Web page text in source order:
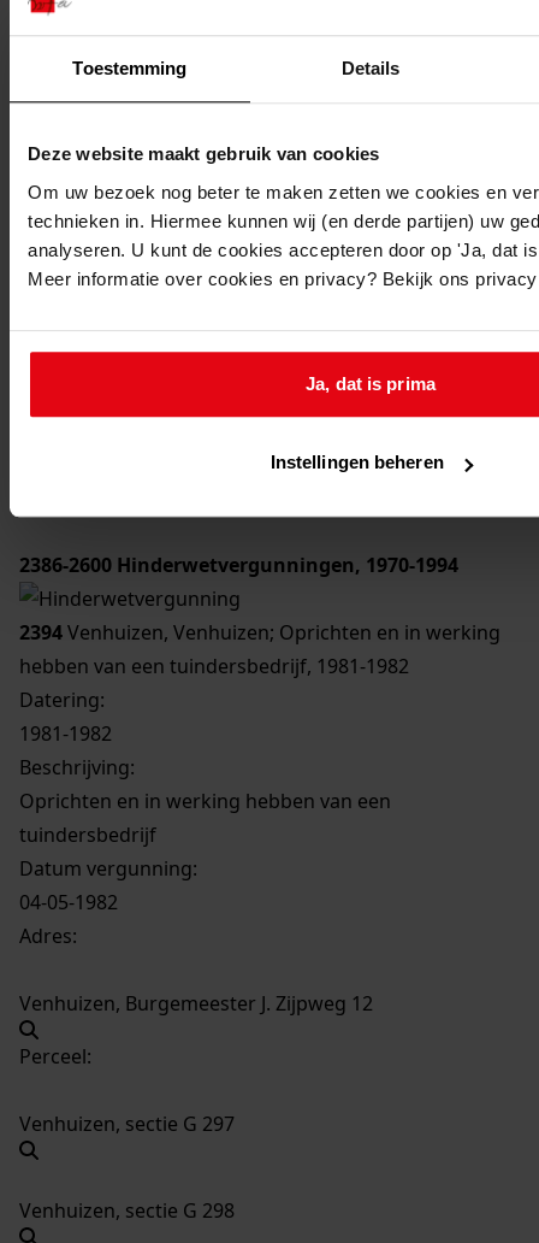
Toestemming Details
Deze website maakt gebruik van cookies
Om uw bezoek nog beter te maken zetten we cookies en
technieken in. Hiermee kunnen wij (en derde partijen) uw
analyseren. U kunt de cookies accepteren door op 'Ja, dat
Meer informatie over cookies en privacy? Bekijk ons
Ja, dat is prima
Instellingen beheren
duurzaam webadres
Inventaris
2 Stukken betreffende bijzondere onderwerpen
2.2 Taakuitoefening
2386-2600 Hinderwetvergunningen, 1970-1994
2394Venhuizen, Venhuizen; Oprichten en in werking
hebben van een tuindersbedrijf, 1981-1982
Datering:
1981-1982
Beschrijving:
Oprichten en in werking hebben van een
tuindersbedrijf
Datum vergunning:
04-05-1982
Adres:
Venhuizen, Burgemeester J. Zijpweg 12
Perceel:
Venhuizen, sectie G 297
Venhuizen, sectie G 298